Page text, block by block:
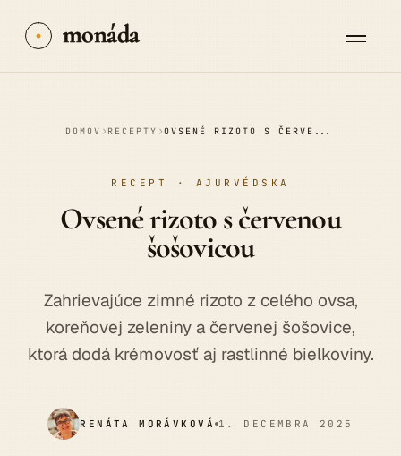
monáda
DOMOV › RECEPTY › OVSENÉ RIZOTO S ČERVENOU ŠOŠOVICOU
RECEPT · AJURVÉDSKA
Ovsenérizotos červenou
šošovicou
Zahrievajúce zimné rizoto z celého ovsa,
koreňovej zeleniny a červenej šošovice,
ktorá dodá krémovosť aj rastlinné bielkoviny.
RENÁTA MORÁVKOVÁ 1. DECEMBRA 2025